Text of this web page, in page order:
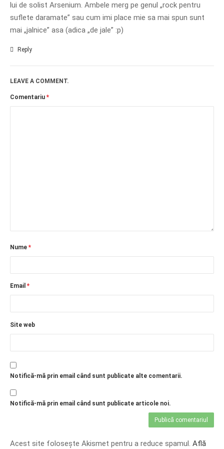
lui de solist Arsenium. Ambele merg pe genul „rock pentru
suflete daramate” sau cum imi place mie sa mai spun sunt
mai „jalnice” asa (adica „de jale” :p)
Reply
LEAVE A COMMENT.
Comentariu *
Nume *
Email *
Site web
Notifică-mă prin email când sunt publicate alte comentarii.
Notifică-mă prin email când sunt publicate articole noi.
Acest site folosește Akismet pentru a reduce spamul. Află